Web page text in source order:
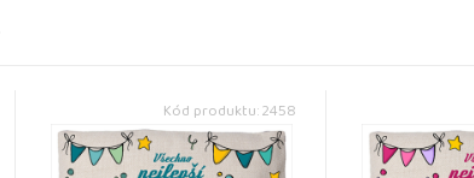
Kód produktu: 2458